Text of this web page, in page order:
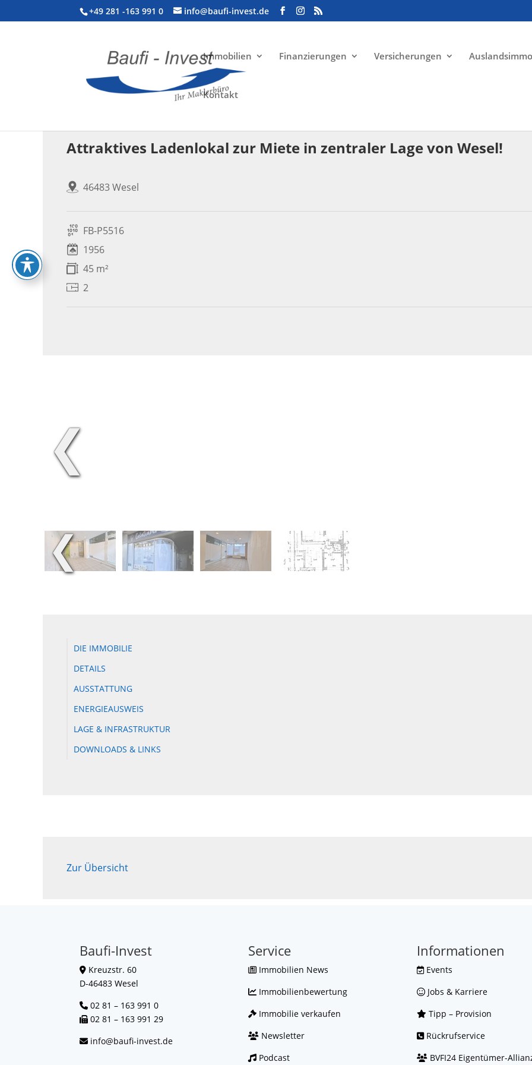
+49 281 -163 991 0 info@baufi-invest.de
Immobilien Finanzierungen Versicherungen
Kontakt
Attraktives Ladenlokal zur Miete in zentraler Lage von Wesel!
46483 Wesel
FB-P5516
1956
45 m²
2
❮
❮
DIE IMMOBILIE
DETAILS
AUSSTATTUNG
ENERGIEAUSWEIS
LAGE & INFRASTRUKTUR
DOWNLOADS & LINKS
Zur Übersicht
Baufi-Invest
Kreuzstr. 60
D-46483 Wesel
02 81 – 163 991 0
02 81 – 163 991 29
info@baufi-invest.de
Service
Immobilien News
Immobilienbewertung
Immobilie verkaufen
Newsletter
Podcast
Informationen
Events
Jobs & Karriere
Tipp – Provision
Rückrufservice
BVFI24 Eigentümer-